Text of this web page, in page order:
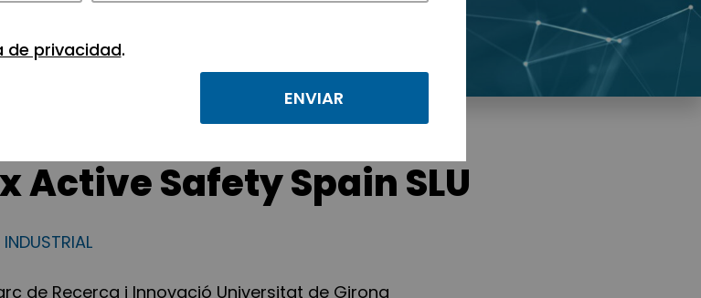
en los parques de APTE.
Active Safety Spain SLU
INDUSTRIAL
de Recerca i Innovació Universitat de Girona
de privacidad.